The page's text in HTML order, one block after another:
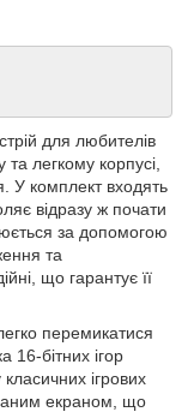
для любителів
легкому корпусі,
У комплект входять
відразу ж почати
за допомогою
та
що гарантує її
перемикатися
16-бітних ігор
ігрових
екраном, що